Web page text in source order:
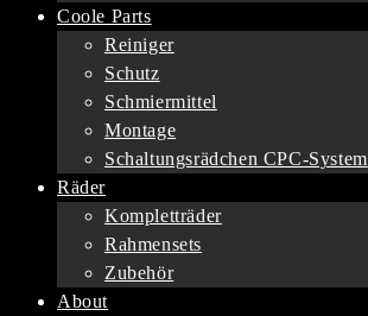
Coole Parts
Reiniger
Schutz
Schmiermittel
Montage
Schaltungsrädchen CPC-System
Räder
Kompletträder
Rahmensets
Zubehör
About